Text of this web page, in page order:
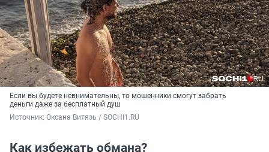
Если вы будете невнимательны, то мошенники смогут забрать
деньги даже за бесплатный душ
Источник: Оксана Витязь / SOCHI1.RU
Как избежать обмана?